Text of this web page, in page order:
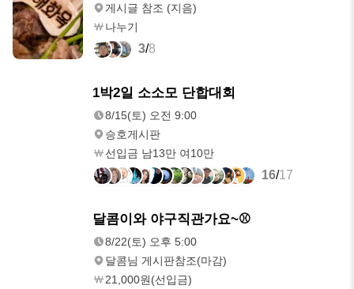
게시글 참조 (지음)
나누기
3/8
1박2일 소소모 단합대회
8/15(토) 오전 9:00
승호게시판
선입금 남13만 여10만
16/17
달콤이와 야구직관가요~⚾️
8/22(토) 오후 5:00
달콤님 게시판참조(마감)
21,000원(선입금)